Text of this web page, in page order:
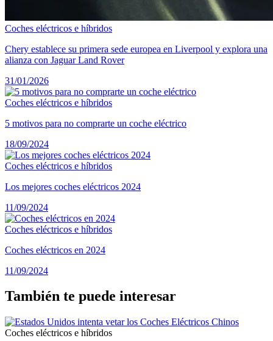
Coches eléctricos e híbridos
Chery establece su primera sede europea en Liverpool y explora una
alianza con Jaguar Land Rover
31/01/2026
Coches eléctricos e híbridos
5 motivos para no comprarte un coche eléctrico
18/09/2024
Coches eléctricos e híbridos
Los mejores coches eléctricos 2024
11/09/2024
Coches eléctricos e híbridos
Coches eléctricos en 2024
11/09/2024
También te puede interesar
Coches eléctricos e híbridos